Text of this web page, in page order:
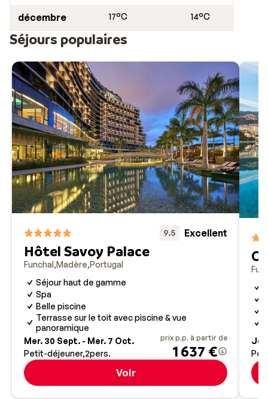
décembre 17°C 14°C
Séjours populaires
9.5 Excellent
Hôtel Savoy Palace
Funchal Madère Portugal
Séjour haut de gamme
Spa
Belle piscine
Terrasse sur le toit avec piscine & vue
panoramique
Mer. 30 Sept. - Mer. 7 Oct.
Petit-déjeuner 2pers.
prix p.p. à partir de
1 637 €
Voir